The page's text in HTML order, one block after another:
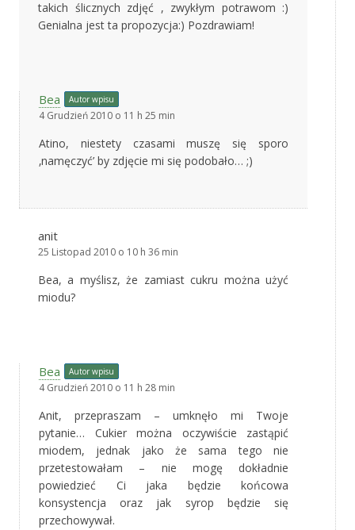
takich ślicznych zdjęć , zwykłym potrawom :)
Genialna jest ta propozycja:) Pozdrawiam!
Bea Autor wpisu
4 Grudzień 2010 o 11 h 25 min
Atino, niestety czasami muszę się sporo
‚namęczyć’ by zdjęcie mi się podobało… ;)
anit
25 Listopad 2010 o 10 h 36 min
Bea, a myślisz, że zamiast cukru można użyć
miodu?
Bea Autor wpisu
4 Grudzień 2010 o 11 h 28 min
Anit, przepraszam – umknęło mi Twoje
pytanie… Cukier można oczywiście zastąpić
miodem, jednak jako że sama tego nie
przetestowałam – nie mogę dokładnie
powiedzieć Ci jaka będzie końcowa
konsystencja oraz jak syrop będzie się
przechowywał.